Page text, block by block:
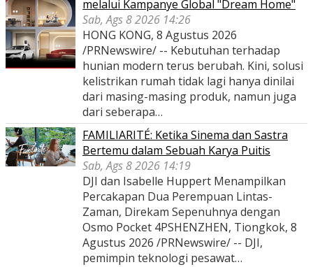
melalui Kampanye Global "Dream Home"
Sab, Ags 8 2026 14:26
HONG KONG, 8 Agustus 2026
/PRNewswire/ -- Kebutuhan terhadap
hunian modern terus berubah. Kini, solusi
kelistrikan rumah tidak lagi hanya dinilai
dari masing-masing produk, namun juga
dari seberapa…
FAMILIARITÉ: Ketika Sinema dan Sastra
Bertemu dalam Sebuah Karya Puitis
Sab, Ags 8 2026 14:19
DJI dan Isabelle Huppert Menampilkan
Percakapan Dua Perempuan Lintas-
Zaman, Direkam Sepenuhnya dengan
Osmo Pocket 4PSHENZHEN, Tiongkok, 8
Agustus 2026 /PRNewswire/ -- DJI,
pemimpin teknologi pesawat…